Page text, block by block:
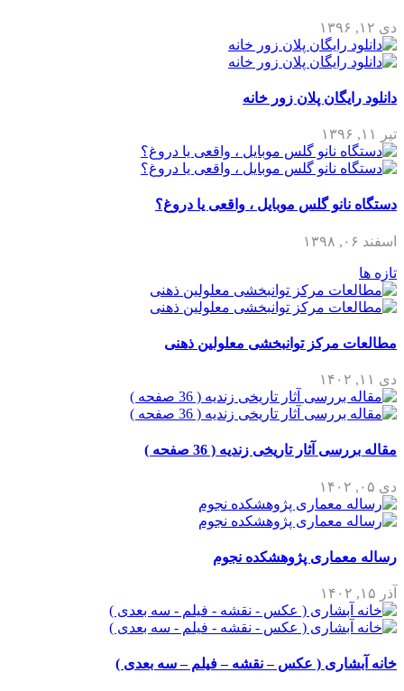
دی ۱۲, ۱۳۹۶
دانلود رایگان پلان زور خانه
تیر ۱۱, ۱۳۹۶
دستگاه نانو گلس موبایل ، واقعی یا دروغ؟
اسفند ۰۶, ۱۳۹۸
تازه ها
مطالعات مرکز توانبخشی معلولین ذهنی
دی ۱۱, ۱۴۰۲
مقاله بررسی آثار تاریخی زندیه ( 36 صفحه )
دی ۰۵, ۱۴۰۲
رساله معماری پژوهشکده نجوم
آذر ۱۵, ۱۴۰۲
خانه آبشاری ( عکس – نقشه – فیلم – سه بعدی )